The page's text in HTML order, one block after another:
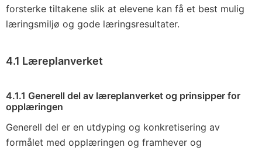
forsterke tiltakene slik at elevene kan få et best mulig
læringsmiljø og gode læringsresultater.
4.1 Læreplanverket
4.1.1 Generell del av læreplanverket og prinsipper for
opplæringen
Generell del er en utdyping og konkretisering av
formålet med opplæringen og framhever og